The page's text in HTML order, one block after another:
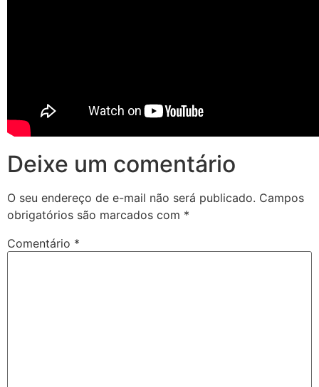
Deixe um comentário
O seu endereço de e-mail não será publicado. Campos
obrigatórios são marcados com *
Comentário *